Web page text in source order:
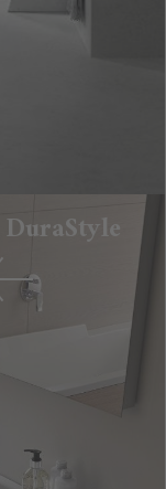
DuraStyle